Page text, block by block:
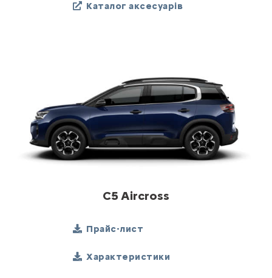
Каталог аксесуарів
C5 Aircross
Прайс-лист
Характеристики